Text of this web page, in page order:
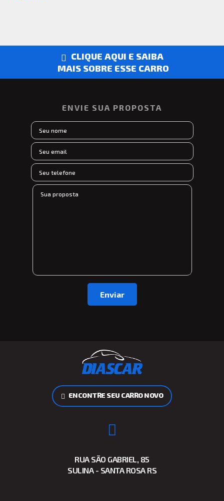
CLIQUE AQUI E SAIBA
MAIS SOBRE ESSE CARRO
ENVIE SUA PROPOSTA
ENCONTRE SEU CARRO NOVO
RUA SÃO GABRIEL, 85
SULINA - SANTA ROSA RS